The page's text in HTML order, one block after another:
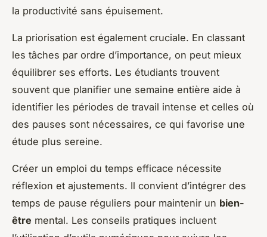
la productivité sans épuisement.
La priorisation est également cruciale. En classant
les tâches par ordre d’importance, on peut mieux
équilibrer ses efforts. Les étudiants trouvent
souvent que planifier une semaine entière aide à
identifier les périodes de travail intense et celles où
des pauses sont nécessaires, ce qui favorise une
étude plus sereine.
Créer un emploi du temps efficace nécessite
réflexion et ajustements. Il convient d’intégrer des
temps de pause réguliers pour maintenir un bien-
être mental. Les conseils pratiques incluent